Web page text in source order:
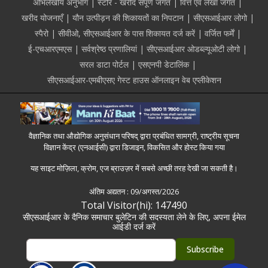
खरीद योजनाएँ
यौन उत्पीड़न की शिकायतों का निपटान
सीएसआईआर लोगो
स्पैरो
सीवीओ, सीएसआईआर के पास शिकायत दर्ज करें
वर्जित फर्में
ई-एचआरएमएस
सर्वश्रेष्ठ प्रणालियां
सीएसआईआर ओडब्ल्यूओटी लोगो
सरल डाटा पोर्टल
एसएनपी डेटालिंक
सीएसआईआर-एमबीएसए गेस्ट हाउस ऑनलाइन वेब एप्लीकेशन
वैज्ञानिक तथा औद्योगिक अनुसंधान परिषद् द्वारा प्रबंधित सामग्री, राष्ट्रीय सूचना
विज्ञान केंद्र (एनआईसी) द्वारा डिजाइन, विकसित और होस्ट किया गया
यह साइट मोज़िला, क्रोम, एज ब्राउज़र में सबसे अच्छी तरह देखी जा सकती है।
अंतिम अद्यतन : 09/अगस्त/2026
Total Visitor(hi): 147490
सीएसआईआर के दैनिक समाचार बुलेटिन की सदस्यता लेने के लिए, अपना ईमेल
आईडी दर्ज करें